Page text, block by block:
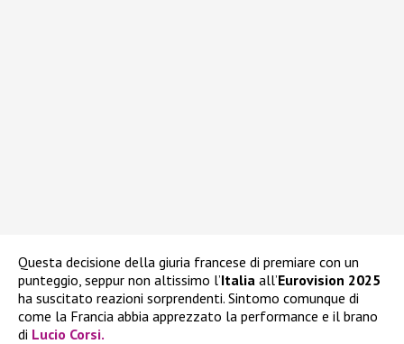
Questa decisione della giuria francese di premiare con un
punteggio, seppur non altissimo l’Italia all’Eurovision 2025
ha suscitato reazioni sorprendenti. Sintomo comunque di
come la Francia abbia apprezzato la performance e il brano
di Lucio Corsi.